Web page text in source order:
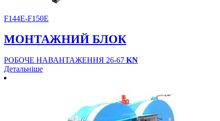
F144E-F150E
МОНТАЖНИЙ БЛОК
РОБОЧЕ НАВАНТАЖЕННЯ 26-67 KN
Детальніше